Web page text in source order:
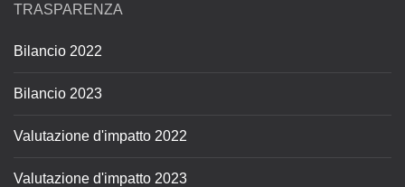
TRASPARENZA
Bilancio 2022
Bilancio 2023
Valutazione d'impatto 2022
Valutazione d'impatto 2023